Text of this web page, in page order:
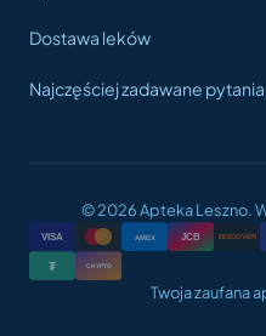
Dostawa leków
Najczęściej zadawane pytania
© 2026 Apteka Leszno.
VISA AMEX JCB DISCOVER
₮ CRYPTO
Twoja zaufana